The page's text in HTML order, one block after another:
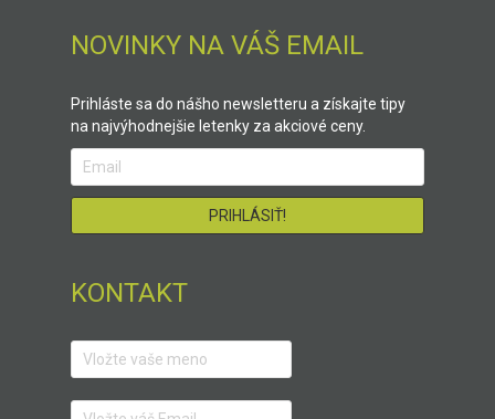
NOVINKY NA VÁŠ EMAIL
Prihláste sa do nášho newsletteru a získajte tipy
na najvýhodnejšie letenky za akciové ceny.
KONTAKT